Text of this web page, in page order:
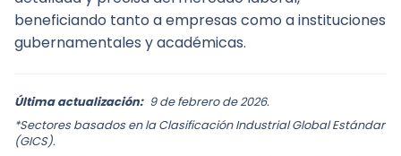
beneficiando tanto a empresas como a instituciones
gubernamentales y académicas.
Última actualización: 9 de febrero de 2026.
*Sectores basados en la Clasificación Industrial Global Estándar
(GICS).